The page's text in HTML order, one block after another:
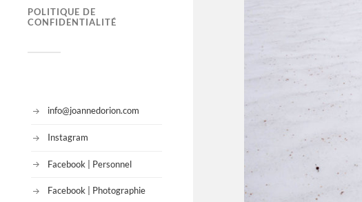
POLITIQUE DE
CONFIDENTIALITÉ
info@joannedorion.com
Instagram
Facebook | Personnel
Facebook | Photographie